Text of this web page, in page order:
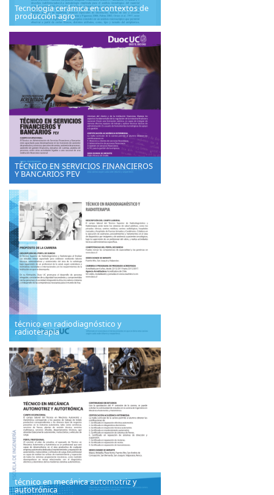
Tecnología cerámica en contextos de
producción agro
TÉCNICO EN SERVICIOS FINANCIEROS
Y BANCARIOS PEV
técnico en radiodiagnóstico y
radioterapia
técnico en mecánica automotriz y
autotrónica